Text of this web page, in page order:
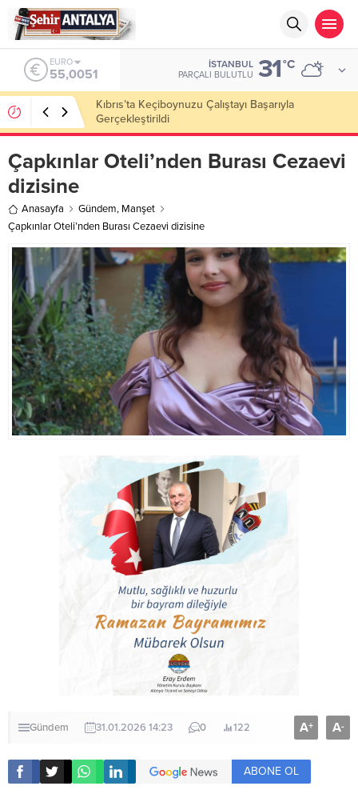
ALTIN
6.584,66
İSTANBUL
PARÇALI BULUTLU 31°C
LGS’de 500 Tam Puan, YKS’de İlk 1000 Başarısı:
Doğru Cevap Eğitim Kurumları Zirvede
Çapkınlar Oteli’nden Burası Cezaevi
dizisine
Anasayfa Gündem, Manşet
Çapkınlar Oteli’nden Burası Cezaevi dizisine
Gündem 31.01.2026 14:23 0 122 A+ A-
ABONE OL